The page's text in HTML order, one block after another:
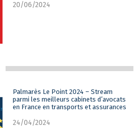
20/06/2024
Palmarès Le Point 2024 – Stream
parmi les meilleurs cabinets d’avocats
en France en transports et assurances
24/04/2024